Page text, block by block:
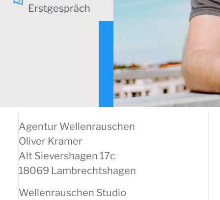
Erstgespräch
Agentur Wellenrauschen
Oliver Kramer
Alt Sievershagen 17c
18069 Lambrechtshagen
Wellenrauschen Studio